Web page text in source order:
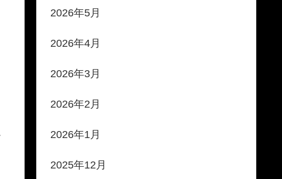
2026年5月
2026年4月
2026年3月
2026年2月
2026年1月
2025年12月